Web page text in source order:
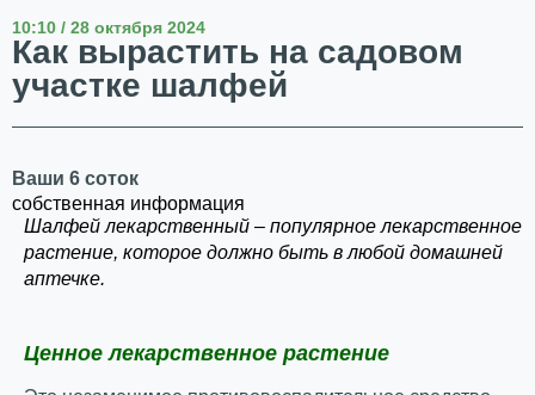
10:10 / 28 октября 2024
Как вырастить на садовом
участке шалфей
Ваши 6 соток
собственная информация
Шалфей лекарственный – популярное лекарственное
растение, которое должно быть в любой домашней
аптечке.
Ценное лекарственное растение